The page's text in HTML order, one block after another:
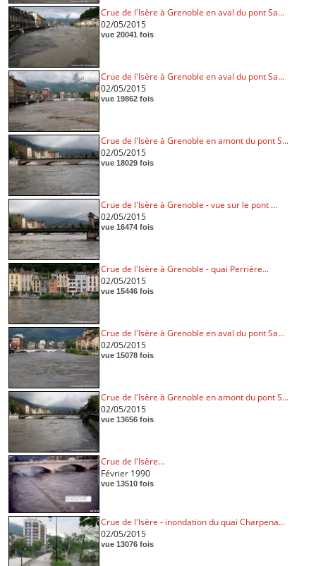
Crue de l'Isère à Grenoble en aval du pont Sa...
02/05/2015
vue 20041 fois
Crue de l'Isère à Grenoble en aval du pont Sa...
02/05/2015
vue 19862 fois
Crue de l'Isère à Grenoble en amont du pont S...
02/05/2015
vue 18029 fois
Crue de l'Isère à Grenoble - vue sur le pont ...
02/05/2015
vue 16474 fois
Crue de l'Isère à Grenoble - quai Perrière...
02/05/2015
vue 15446 fois
Crue de l'Isère à Grenoble en aval du pont Sa...
02/05/2015
vue 15078 fois
Crue de l'Isère à Grenoble en amont du pont S...
02/05/2015
vue 13656 fois
Crue de l'Isère...
Février 1990
vue 13510 fois
Crue de l'Isère - inondation du quai Charpena...
02/05/2015
vue 13076 fois